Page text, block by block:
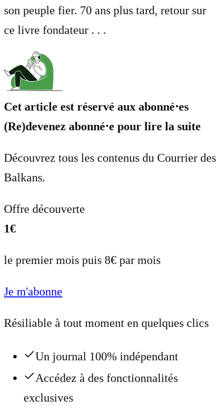
son peuple fier. 70 ans plus tard, retour sur
ce livre fondateur . . .
Cet article est réservé aux abonné⋅es
(Re)devenez abonné⋅e pour lire la suite
Découvrez tous les contenus du Courrier des
Balkans.
Offre découverte
1€
le premier mois puis 8€ par mois
Je m'abonne
Résiliable à tout moment en quelques clics
Un journal 100% indépendant
Accédez à des fonctionnalités
exclusives